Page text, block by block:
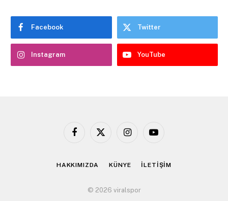
Facebook Twitter
Instagram YouTube
Facebook
X
InstagramYouTube
HAKKIMIZDA KÜNYE İLETİŞİM
© 2026 viralspor